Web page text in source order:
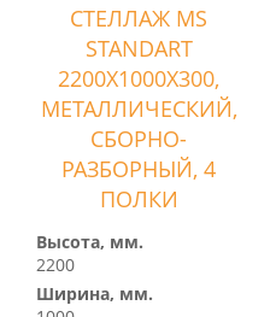
СТЕЛЛАЖ MS
STANDART
2200Х1000Х300,
МЕТАЛЛИЧЕСКИЙ,
СБОРНО-
РАЗБОРНЫЙ, 4
ПОЛКИ
Высота, мм.
2200
Ширина, мм.